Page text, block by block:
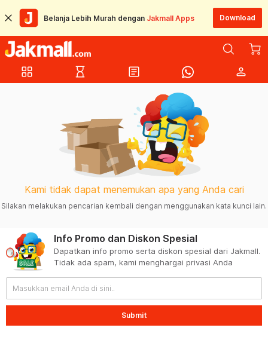
Belanja Lebih Murah dengan Jakmall Apps Download
grid_view hourglass_empty article person
Kami tidak dapat menemukan apa yang Anda cari
Silakan melakukan pencarian kembali dengan menggunakan kata kunci lain.
Info Promo dan Diskon Spesial
Dapatkan info promo serta diskon spesial dari Jakmall.
Tidak ada spam, kami menghargai privasi Anda
Submit